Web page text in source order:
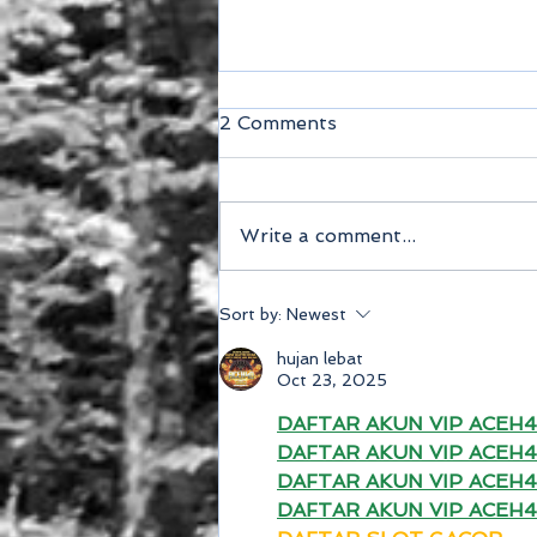
Autobahnbau war gestern
– heute werden Radwege
angelegt!
2 Comments
Write a comment...
Sort by: Newest
hujan lebat
Oct 23, 2025
DAFTAR AKUN VIP
DAFTAR AKUN VIP
DAFTAR AKUN VIP
DAFTAR AKUN VIP